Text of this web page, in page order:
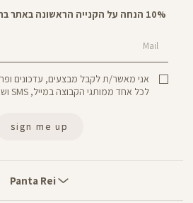
Rei
Panta Rei
10% הנחה על הקנייה הראשונה באתר בהרשמה לניוזלטר שלנו
Mail
אני מאשר/ת לקבל מבצעים, עדכונים
לכל אחד ממותגי הקבוצה במייל, SMS ושאר ערוצי המדיה.
sign me up